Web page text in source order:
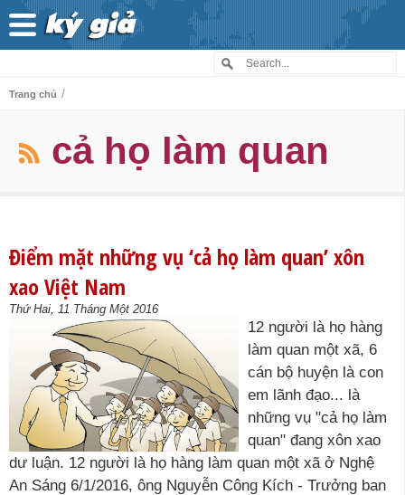
Trang chủ /
cả họ làm quan
Điểm mặt những vụ ‘cả họ làm quan’ xôn
xao Việt Nam
Thứ Hai, 11 Tháng Một 2016
12 người là họ hàng
làm quan một xã, 6
cán bộ huyện là con
em lãnh đạo... là
những vụ "cả họ làm
quan" đang xôn xao
dư luận. 12 người là họ hàng làm quan một xã ở Nghệ
An Sáng 6/1/2016, ông Nguyễn Công Kích - Trưởng ban